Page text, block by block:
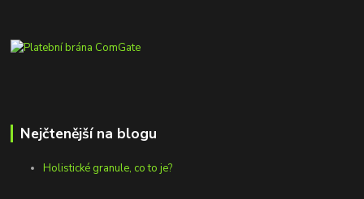
Nejčtenější na blogu
Holistické granule, co to je?